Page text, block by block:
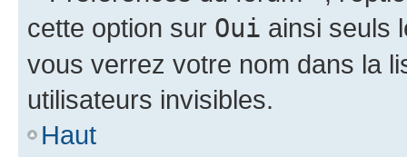
cette option sur Oui ainsi seuls
vous verrez votre nom dans la
utilisateurs invisibles.
Haut